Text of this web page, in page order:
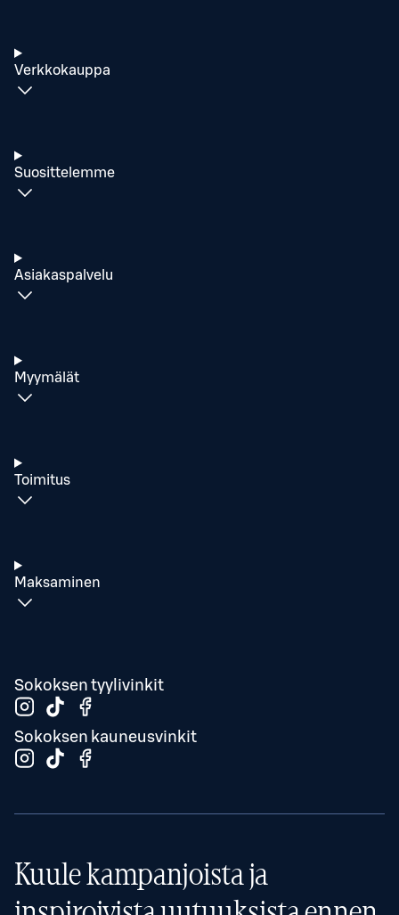
Verkkokauppa
Suosittelemme
Asiakaspalvelu
Myymälät
Toimitus
Maksaminen
Sokoksen tyylivinkit
Sokoksen kauneusvinkit
Kuule kampanjoista ja